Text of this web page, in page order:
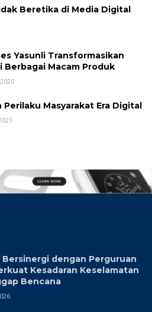
Beretika di Media Digital
Yasunli Transformasikan
Berbagai Macam Produk
2020
Perilaku Masyarakat Era Digital
Bersinergi dengan Perguruan
Kesadaran Keselamatan
Bencana